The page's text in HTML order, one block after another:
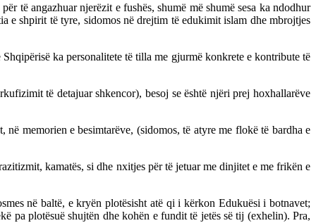
të angazhuar njerëzit e fushës, shumë më shumë sesa ka ndodhur
e shpirit të tyre, sidomos në drejtim të edukimit islam dhe mbrojtjes
ka personalitete të tilla me gjurmë konkrete e kontribute të
të detajuar shkencor), besoj se është njëri prej hoxhallarëve
memorien e besimtarëve, (sidomos, të atyre me flokë të bardha e
kamatës, si dhe nxitjes për të jetuar me dinjitet e me frikën e
në baltë, e kryën plotësisht atë qi i kërkon Edukuësi i botnavet;
pa plotësuë shujtën dhe kohën e fundit të jetës së tij (exhelin). Pra,